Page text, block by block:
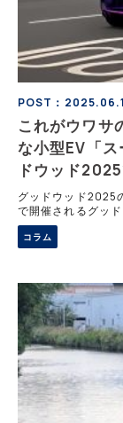
POST：
これがウワサ
な小型EV「
ドウッド
グッドウッド2025
で開催されるグッ
にホンダが出展す
が操るィリアムズ・
コラム